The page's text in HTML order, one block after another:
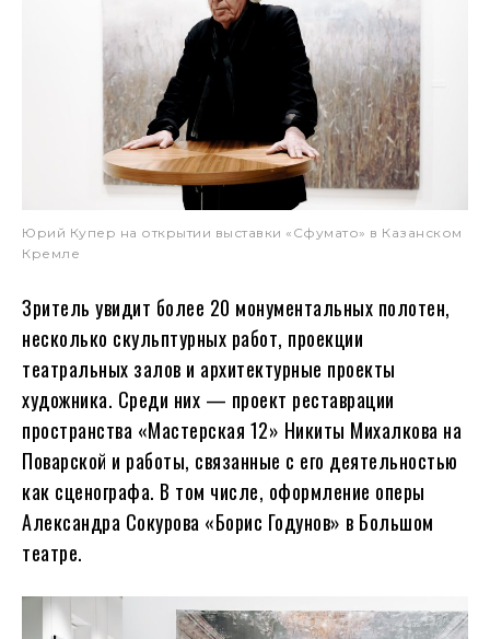
Юрий Купер на открытии выставки «Сфумато» в Казанском
Кремле
Зритель увидит более 20 монументальных полотен,
несколько скульптурных работ, проекции
театральных залов и архитектурные проекты
художника. Среди них — проект реставрации
пространства «Мастерская 12» Никиты Михалкова на
Поварской и работы, связанные с его деятельностью
как сценографа. В том числе, оформление оперы
Александра Сокурова «Борис Годунов» в Большом
театре.